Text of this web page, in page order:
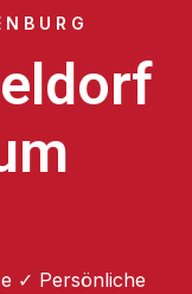
✓ Persönliche